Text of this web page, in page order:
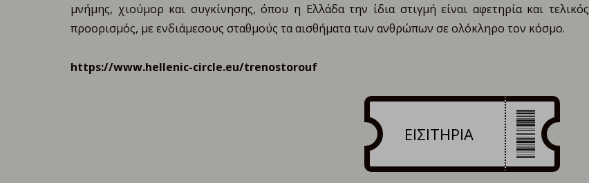
μνήμης, χιούμορ και συγκίνησης, όπου η Ελλάδα την ίδια στιγμή είναι αφετηρία και τελικός
προορισμός, με ενδιάμεσους σταθμούς τα αισθήματα των ανθρώπων σε ολόκληρο τον κόσμο.
https://www.hellenic-circle.eu/trenostorouf
ΕΙΣΙΤΗΡΙΑ